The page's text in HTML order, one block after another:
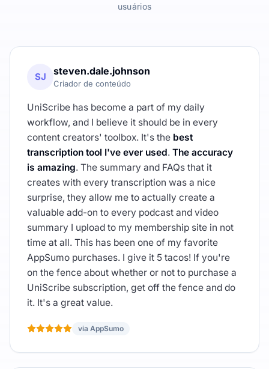
usuários
SJ steven.dale.johnson
Criador de conteúdo
UniScribe has become a part of my daily
workflow, and I believe it should be in every
content creators' toolbox. It's the best
transcription tool I've ever used. The accuracy
is amazing. The summary and FAQs that it
creates with every transcription was a nice
surprise, they allow me to actually create a
valuable add-on to every podcast and video
summary I upload to my membership site in not
time at all. This has been one of my favorite
AppSumo purchases. I give it 5 tacos! If you're
on the fence about whether or not to purchase a
UniScribe subscription, get off the fence and do
it. It's a great value.
via AppSumo